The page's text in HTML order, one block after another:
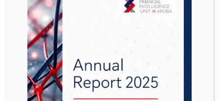
Gezamenlijk worden de navolgende
doelstellingen onderschreven:
Het binnen de wettelijke kaders
analyseren, veredelen en verdacht
verklaren van ongebruikelijke transacties.
Het continueren, verbeteren en
intensiveren van de samenwerking tussen